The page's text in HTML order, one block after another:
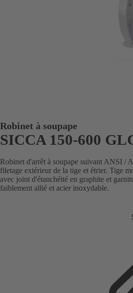
Robinet à soupape
SICCA 150-600
Robinet d'arrêt à soupape suivant ANSI /
filetage extérieur de la tige et étrier. Tige
avec joint d'étanchéité en graphite et
faiblement allié et acier inoxydable.